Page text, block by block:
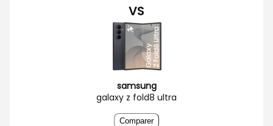
VS
samsung
galaxy z fold8 ultra
Comparer